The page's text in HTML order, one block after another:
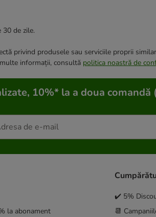
de zile.
privind produsele sau serviciile proprii
informații, consultă politica noastră de
10%* la a doua
la abonament
✔️ 5%
📆